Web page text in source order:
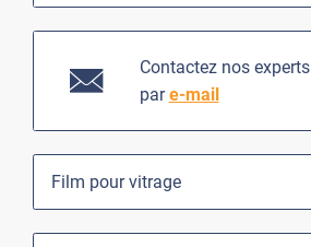
Contactez nos experts
pare-mail
Film pour vitrage